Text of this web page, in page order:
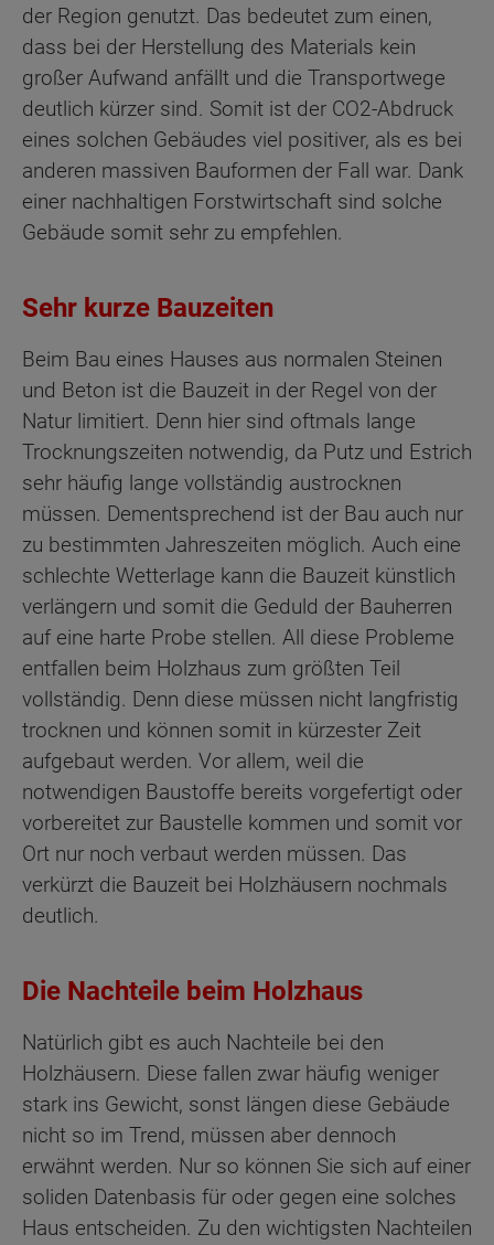
der Region genutzt. Das bedeutet zum einen,
dass bei der Herstellung des Materials kein
großer Aufwand anfällt und die Transportwege
deutlich kürzer sind. Somit ist der CO2-Abdruck
eines solchen Gebäudes viel positiver, als es bei
anderen massiven Bauformen der Fall war. Dank
einer nachhaltigen Forstwirtschaft sind solche
Gebäude somit sehr zu empfehlen.
Sehr kurze Bauzeiten
Beim Bau eines Hauses aus normalen Steinen
und Beton ist die Bauzeit in der Regel von der
Natur limitiert. Denn hier sind oftmals lange
Trocknungszeiten notwendig, da Putz und Estrich
sehr häufig lange vollständig austrocknen
müssen. Dementsprechend ist der Bau auch nur
zu bestimmten Jahreszeiten möglich. Auch eine
schlechte Wetterlage kann die Bauzeit künstlich
verlängern und somit die Geduld der Bauherren
auf eine harte Probe stellen. All diese Probleme
entfallen beim Holzhaus zum größten Teil
vollständig. Denn diese müssen nicht langfristig
trocknen und können somit in kürzester Zeit
aufgebaut werden. Vor allem, weil die
notwendigen Baustoffe bereits vorgefertigt oder
vorbereitet zur Baustelle kommen und somit vor
Ort nur noch verbaut werden müssen. Das
verkürzt die Bauzeit bei Holzhäusern nochmals
deutlich.
Die Nachteile beim Holzhaus
Natürlich gibt es auch Nachteile bei den
Holzhäusern. Diese fallen zwar häufig weniger
stark ins Gewicht, sonst längen diese Gebäude
nicht so im Trend, müssen aber dennoch
erwähnt werden. Nur so können Sie sich auf einer
soliden Datenbasis für oder gegen eine solches
Haus entscheiden. Zu den wichtigsten Nachteilen